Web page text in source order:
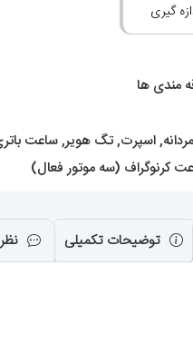
گیری
مندی ها
,اسپرت,تگ هویر,ساعت
کرنوگراف (سه موتور فعال)
توضیحات تکمیلی